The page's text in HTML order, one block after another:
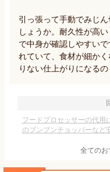
引っ張って手動でみじ
しょうか。耐久性が高
で中身が確認しやすい
れていて、食材が細か
りない仕上がりになるの
フードプロセッサーの代用
のブンブンチョッパーなど
全てのお